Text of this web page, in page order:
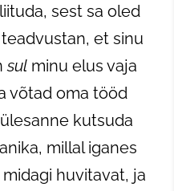
sest sa oled
et sinu
sul minu elus vaja
võtad oma tööd
kutsuda
millal iganes
huvitavat, ja